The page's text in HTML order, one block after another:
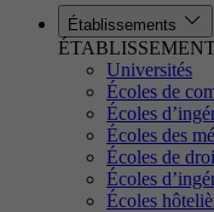
Établissements
Universités
Écoles de
Écoles
Écoles des
Écoles de
Écoles
Écoles